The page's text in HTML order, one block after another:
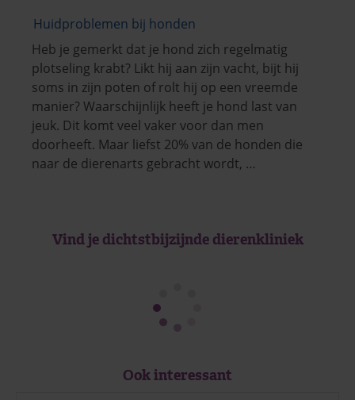
Huidproblemen bij honden
Heb je gemerkt dat je hond zich regelmatig
plotseling krabt? Likt hij aan zijn vacht, bijt hij
soms in zijn poten of rolt hij op een vreemde
manier? Waarschijnlijk heeft je hond last van
jeuk. Dit komt veel vaker voor dan men
doorheeft. Maar liefst 20% van de honden die
naar de dierenarts gebracht wordt, …
Vind je dichtstbijzijnde dierenkliniek
Ook interessant